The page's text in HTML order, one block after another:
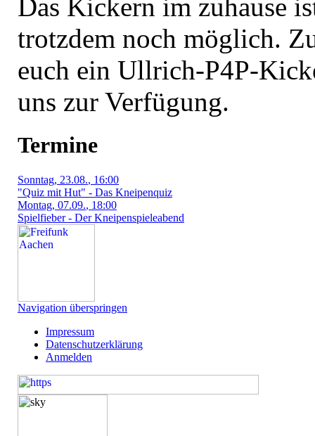
Das Kickern im zuhause
trotzdem noch möglich.
euch ein Ullrich-P4P-
uns zur Verfügung.
Termine
Sonntag, 23.08., 16:00
"Quiz mit Hut" - Das Kneipenquiz
Montag, 07.09., 18:00
Spielfieber - Der Kneipenspieleabend
Navigation überspringen
Impressum
Datenschutzerklärung
Anmelden